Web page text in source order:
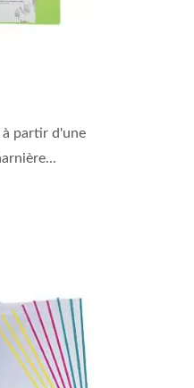
à partir d'une